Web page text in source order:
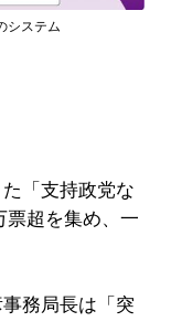
システム
「支持政党な
票超を集め、一
務局長は「突